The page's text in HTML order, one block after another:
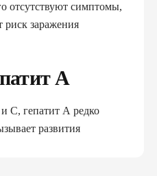
отсутствуют симптомы,
риск заражения
А
С, гепатит А редко
развития